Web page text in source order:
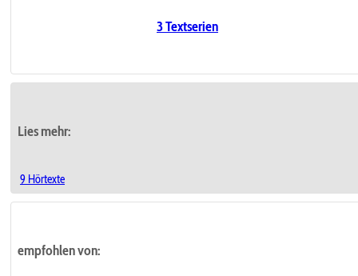
3 Textserien
Lies mehr:
9 Hörtexte
empfohlen von: